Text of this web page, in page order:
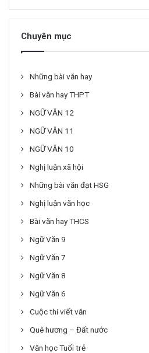
Chuyên mục
Những bài văn hay
Bài văn hay THPT
NGỮ VĂN 12
NGỮ VĂN 11
NGỮ VĂN 10
Nghị luận xã hội
Những bài văn đạt HSG
Nghị luận văn học
Bài văn hay THCS
Ngữ Văn 9
Ngữ Văn 7
Ngữ Văn 8
Ngữ Văn 6
Cuộc thi viết văn
Quê hương – Đất nước
Văn học Tuổi trẻ